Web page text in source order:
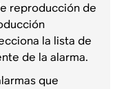
reproducción de
la lista de
de la alarma.
que